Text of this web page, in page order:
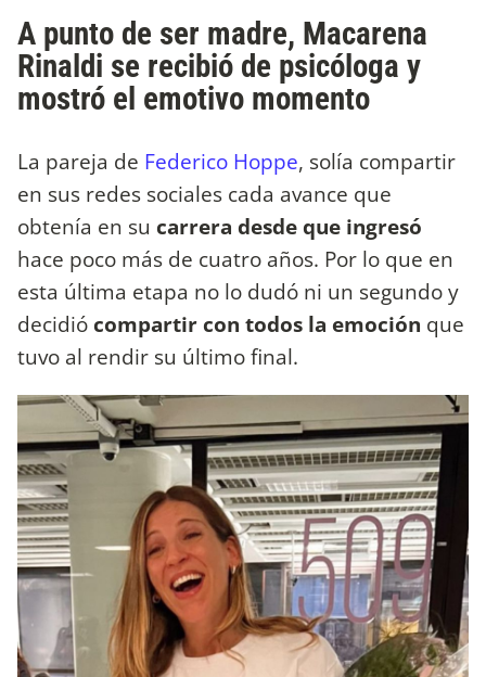
A punto de ser madre, Macarena
Rinaldi se recibió de psicóloga y
mostró el emotivo momento
La pareja de Federico Hoppe, solía compartir
en sus redes sociales cada avance que
obtenía en su carrera desde que ingresó
hace poco más de cuatro años. Por lo que en
esta última etapa no lo dudó ni un segundo y
decidió compartir con todos la emoción que
tuvo al rendir su último final.